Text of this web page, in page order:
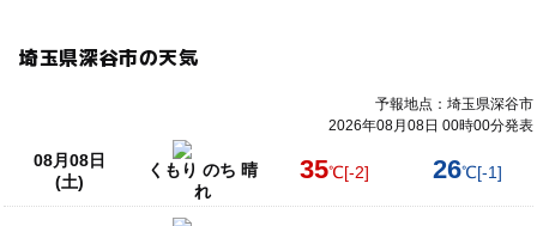
埼玉県深谷市の天気
予報地点：埼玉県深谷市
2026年08月08日 00時00分発表
08月08日
(土)
くもり のち 晴
れ
35℃[-2] 26℃[-1]